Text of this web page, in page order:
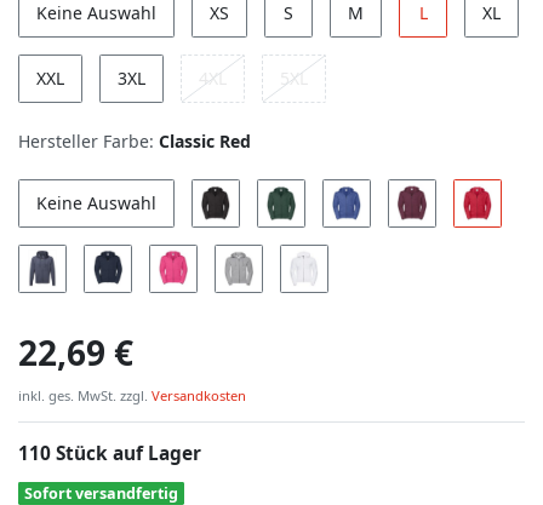
Keine Auswahl XS S M L XL
XXL 3XL 4XL 5XL
Hersteller Farbe: Classic Red
Keine Auswahl
22,69 €
inkl. ges. MwSt. zzgl. Versandkosten
110 Stück auf Lager
Sofort versandfertig